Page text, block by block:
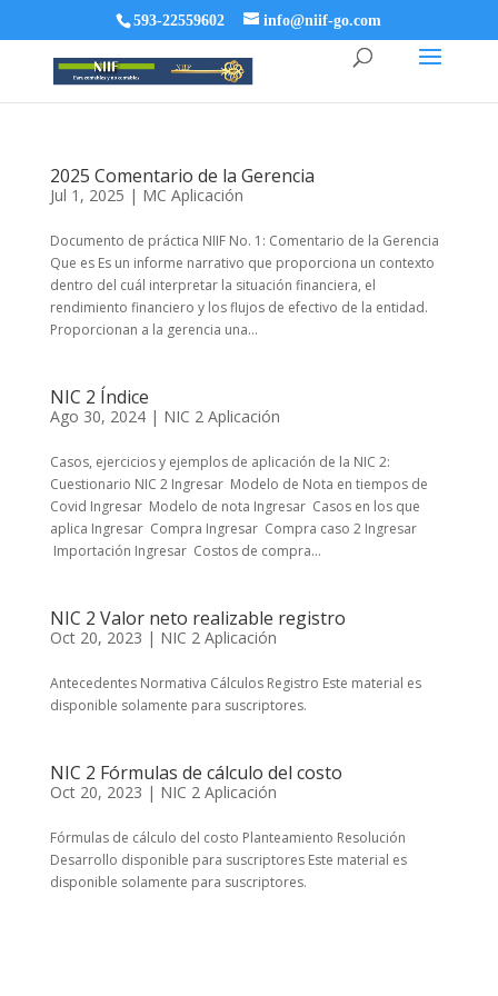
593-22559602 info@niif-go.com
2025 Comentario de la Gerencia
Jul 1, 2025 | MC Aplicación
Documento de práctica NIIF No. 1: Comentario de la Gerencia
Que es Es un informe narrativo que proporciona un contexto
dentro del cuál interpretar la situación financiera, el
rendimiento financiero y los flujos de efectivo de la entidad.
Proporcionan a la gerencia una...
NIC 2 Índice
Ago 30, 2024| NIC 2 Aplicación
Casos, ejercicios y ejemplos de aplicación de la NIC 2:
Cuestionario NIC 2 Ingresar Modelo de Nota en tiempos de
Covid Ingresar Modelo de nota Ingresar Casos en los que
aplica Ingresar Compra Ingresar Compra caso 2 Ingresar
Importación Ingresar Costos de compra...
NIC 2 Valor neto realizable registro
Oct 20, 2023 | NIC 2 Aplicación
Antecedentes Normativa Cálculos Registro Este material es
disponible solamente para suscriptores.
NIC 2 Fórmulas de cálculo del costo
Oct 20, 2023 | NIC 2 Aplicación
Fórmulas de cálculo del costo Planteamiento Resolución
Desarrollo disponible para suscriptores Este material es
disponible solamente para suscriptores.